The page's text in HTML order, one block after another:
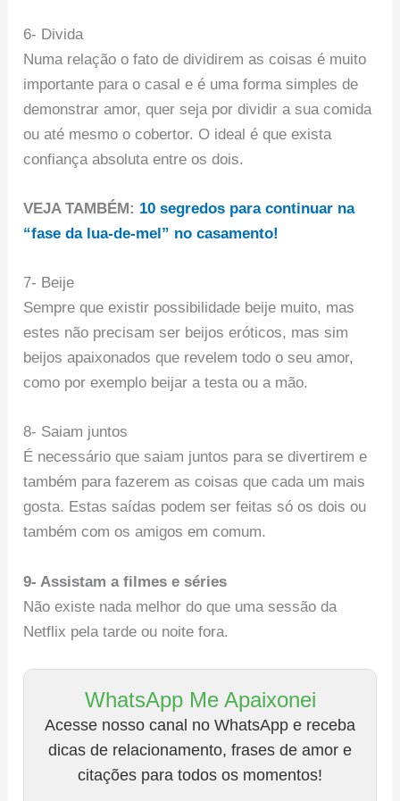
6- Divida
Numa relação o fato de dividirem as coisas é muito
importante para o casal e é uma forma simples de
demonstrar amor, quer seja por dividir a sua comida
ou até mesmo o cobertor. O ideal é que exista
confiança absoluta entre os dois.
VEJA TAMBÉM: 10 segredos para continuar na
“fase da lua-de-mel” no casamento!
7- Beije
Sempre que existir possibilidade beije muito, mas
estes não precisam ser beijos eróticos, mas sim
beijos apaixonados que revelem todo o seu amor,
como por exemplo beijar a testa ou a mão.
8- Saiam juntos
É necessário que saiam juntos para se divertirem e
também para fazerem as coisas que cada um mais
gosta. Estas saídas podem ser feitas só os dois ou
também com os amigos em comum.
9- Assistam a filmes e séries
Não existe nada melhor do que uma sessão da
Netflix pela tarde ou noite fora.
WhatsApp Me Apaixonei
Acesse nosso canal no WhatsApp e receba
dicas de relacionamento, frases de amor e
citações para todos os momentos!